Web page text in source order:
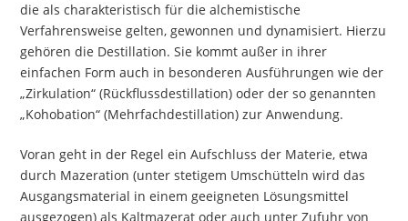
die als charakteristisch für die alchemistische
Verfahrensweise gelten, gewonnen und dynamisiert. Hierzu
gehören die Destillation. Sie kommt außer in ihrer
einfachen Form auch in besonderen Ausführungen wie der
„Zirkulation“ (Rückflussdestillation) oder der so genannten
„Kohobation“ (Mehrfachdestillation) zur Anwendung.
Voran geht in der Regel ein Aufschluss der Materie, etwa
durch Mazeration (unter stetigem Umschütteln wird das
Ausgangsmaterial in einem geeigneten Lösungsmittel
ausgezogen) als Kaltmazerat oder auch unter Zufuhr von